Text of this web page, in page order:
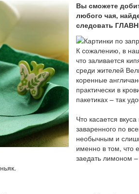
Вы сможете
любого чая,
следовать
К сожалению, в
что заливается
среди жителей
коренные
практически в
пакетиках – так
Что касается
заваренного по
необычным и
именно в том, что
заедать лимоном